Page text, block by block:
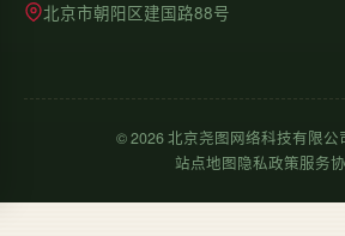
北京市朝阳区建国路88号
©2026北京尧图网络科技有限公
站点地图隐私政策服务